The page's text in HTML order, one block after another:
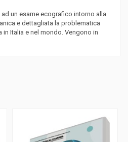
un esame ecografico intorno alla
e dettagliata la problematica
Italia e nel mondo. Vengono in